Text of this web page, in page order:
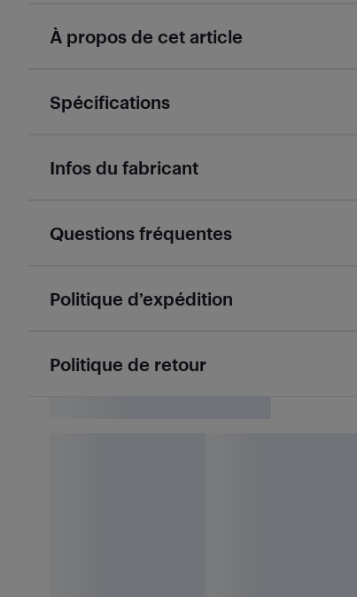
À propos de cet article
Spécifications
Infos du fabricant
Questions fréquentes
Politique d’expédition
Politique de retour